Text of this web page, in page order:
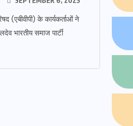
(एबीवीपी) के कार्यकर्ताओं ने
भारतीय समाज पार्टी